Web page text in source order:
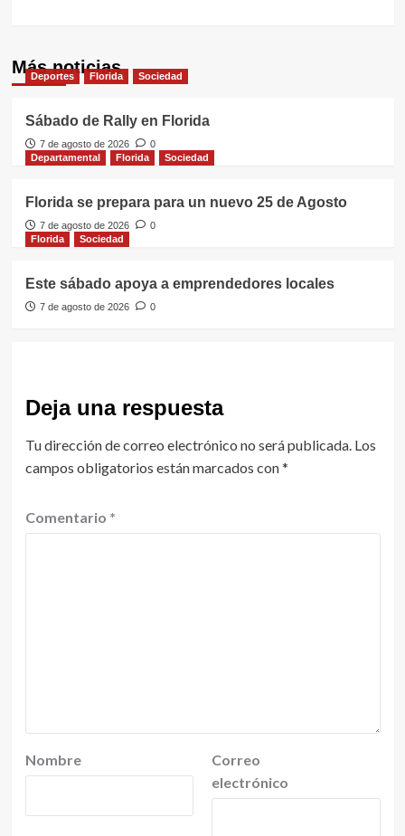
Más noticias
Deportes Florida Sociedad
Sábado de Rally en Florida
7 de agosto de 2026
0
Departamental
Florida Sociedad
Florida se prepara para un nuevo 25 de Agosto
7 de agosto de 2026
0
Florida
Sociedad
Este sábado apoya a emprendedores locales
7 de agosto de 2026 0
Deja una respuesta
Tu dirección de correo electrónico no será publicada. Los
campos obligatorios están marcados con*
Comentario *
Nombre
Correo
electrónico